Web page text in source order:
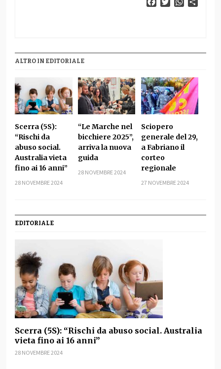
FacebookTwitterWhatsApp
ALTRO IN EDITORIALE
Scerra (5S):
“Rischi da
abuso social.
Australia vieta
fino ai 16 anni”
28 NOVEMBRE 2024
“Le Marche nel
bicchiere 2025”,
arriva la nuova
guida
28 NOVEMBRE 2024
Sciopero
generale del 29,
a Fabriano il
corteo
regionale
27 NOVEMBRE 2024
EDITORIALE
Scerra (5S): “Rischi da abuso social. Australia
vieta fino ai 16 anni”
28 NOVEMBRE 2024